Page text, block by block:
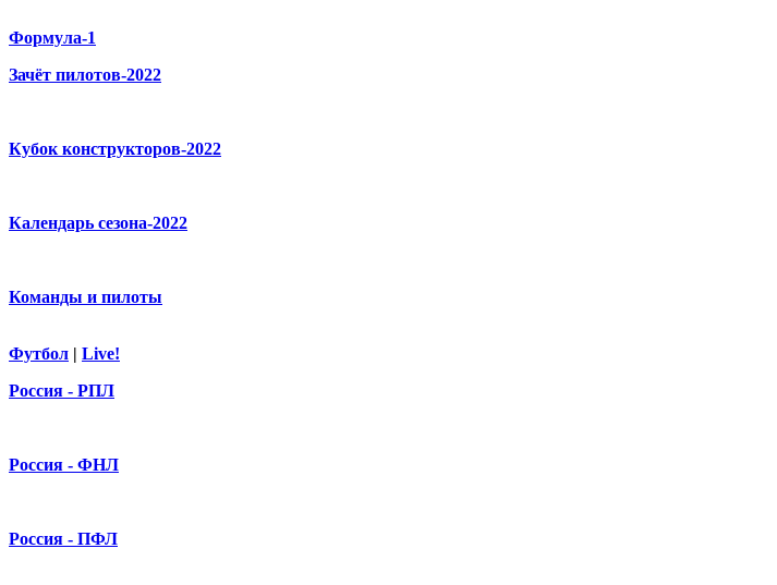
Формула-1
Зачёт пилотов-2022
Кубок конструкторов-2022
Календарь сезона-2022
Команды и пилоты
Футбол | Live!
Россия - РПЛ
Россия - ФНЛ
Россия - ПФЛ